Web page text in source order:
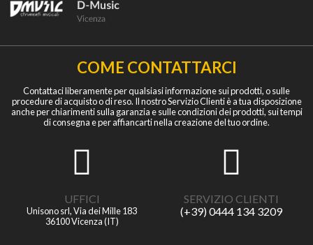
COME CONTATTARCI
Contattaci liberamente per qualsiasi informazione sui prodotti, o sulle
procedure di acquisto o di reso. Il nostro Servizio Clienti è a tua disposizione
anche per chiarimenti sulla garanzia e sulle condizioni dei prodotti, sui tempi
di consegna e per affiancarti nella creazione del tuo ordine.
UFFICI
Unisono srl, Via dei Mille 183
36100 Vicenza (IT)
SERVIZIO CLIENTI
(+39) 0444 134 3209